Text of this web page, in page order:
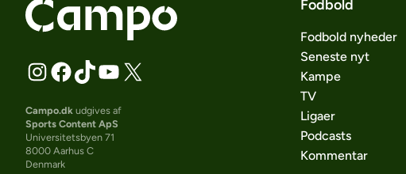
Campo.dk udgives af
Sports Content ApS
Universitetsbyen 71
8000 Aarhus C
Denmark
Fodbold
Fodbold nyheder
Seneste nyt
Kampe
TV
Ligaer
Podcasts
Kommentar